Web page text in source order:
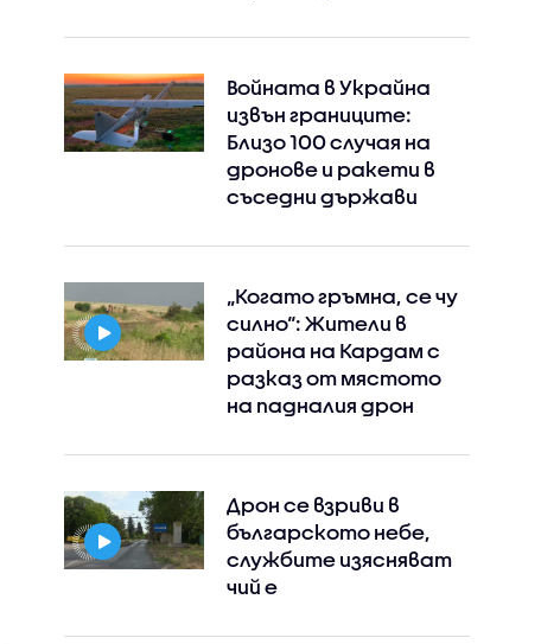
Войната в Украйна
извън границите:
Близо 100 случая на
дронове и ракети в
съседни държави
„Когато гръмна, се чу
силно“: Жители в
района на Кардам с
разказ от мястото
на падналия дрон
Дрон се взриви в
българското небе,
службите изясняват
чий е